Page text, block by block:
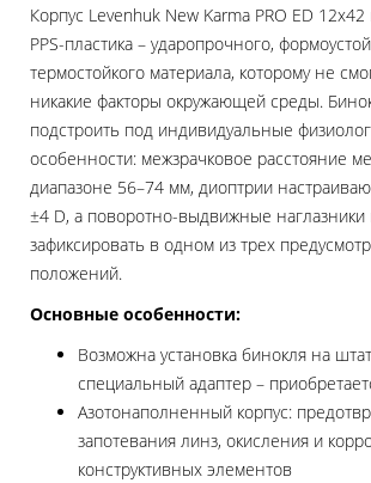
Корпус Levenhuk New Karma PRO ED 12x42
PPS-пластика – ударопрочного,
термостойкого материала, которому не
никакие факторы окружающей среды.
подстроить под индивидуальные
особенности: межзрачковое расстояние
диапазоне 56–74 мм, диоптрии
±4 D, а поворотно-выдвижные
зафиксировать в одном из трех
положений.
Основные особенности:
Возможна установка бинокля на
специальный адаптер –
Азотонаполненный корпус:
запотевания линз, окисления и
конструктивных элементов